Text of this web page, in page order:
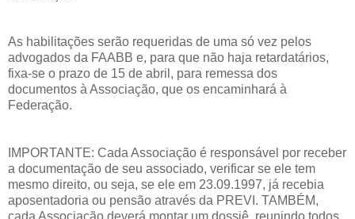
As habilitações serão requeridas de uma só vez pelos
advogados da FAABB e, para que não haja retardatários,
fixa-se o prazo de 15 de abril, para remessa dos
documentos à Associação, que os encaminhará à
Federação.
IMPORTANTE: Cada Associação é responsável por receber
a documentação de seu associado, verificar se ele tem
mesmo direito, ou seja, se ele em 23.09.1997, já recebia
aposentadoria ou pensão através da PREVI. TAMBÉM,
cada Associação deverá montar um dossiê, reunindo todos